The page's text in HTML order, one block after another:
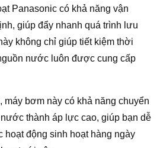
Panasonic có khả năng vận
giúp đẩy nhanh quá trình lưu
không chỉ giúp tiết kiệm thời
nước luôn được cung cấp
bơm này có khả năng chuyển
thành áp lực cao, giúp bạn dễ
hoạt động sinh hoạt hàng ngày